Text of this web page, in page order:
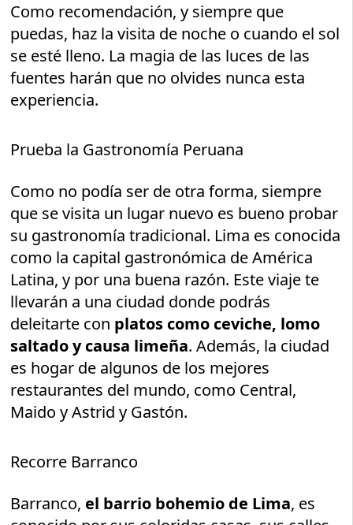
Como recomendación, y siempre que
puedas, haz la visita de noche o cuando el sol
se esté lleno. La magia de las luces de las
fuentes harán que no olvides nunca esta
experiencia.
Prueba la Gastronomía Peruana
Como no podía ser de otra forma, siempre
que se visita un lugar nuevo es bueno probar
su gastronomía tradicional. Lima es conocida
como la capital gastronómica de América
Latina, y por una buena razón. Este viaje te
llevarán a una ciudad donde podrás
deleitarte con platos como ceviche, lomo
saltado y causa limeña. Además, la ciudad
es hogar de algunos de los mejores
restaurantes del mundo, como Central,
Maido y Astrid y Gastón.
Recorre Barranco
Barranco, el barrio bohemio de Lima, es